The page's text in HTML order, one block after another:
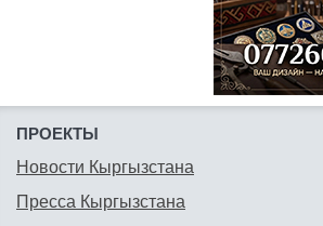
ПРОЕКТЫ
Новости Кыргызстана
Пресса Кыргызстана